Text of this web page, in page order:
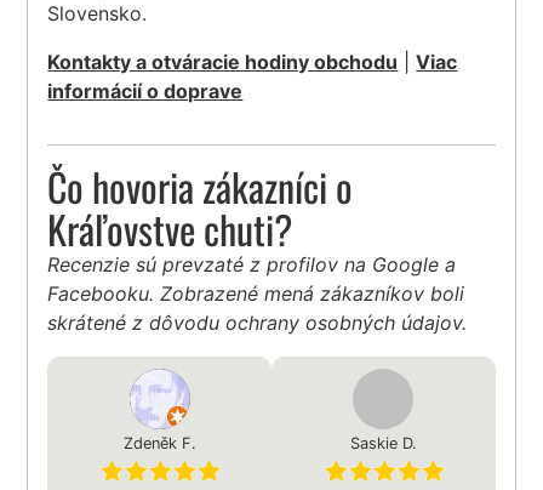
Slovensko.
Kontakty a otváracie hodiny obchodu |Viac
informácií o doprave
Čo hovoria zákazníci o
Kráľovstve chuti?
Recenzie sú prevzaté z profilov na Google a
Facebooku. Zobrazené mená zákazníkov boli
skrátené z dôvodu ochrany osobných údajov.
Zdeněk F. Saskie D.